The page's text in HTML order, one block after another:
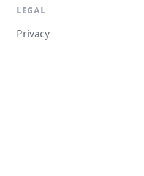
LEGAL
Privacy